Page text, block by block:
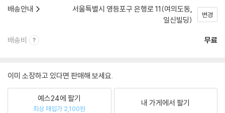
배송안내
서울특별시 영등포구 은행로 11(여의도동,
일신빌딩)
변경
배송비 무료
이미 소장하고 있다면 판매해 보세요.
예스24에 팔기
최상 매입가 2,100원
내 가게에서 팔기